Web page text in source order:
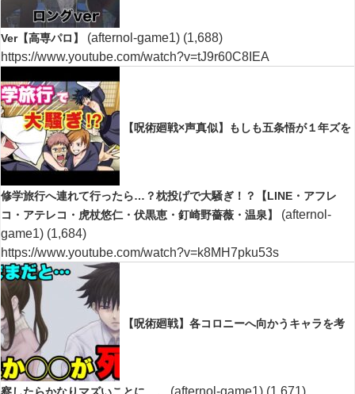
Ver【高専パロ】 (afternol-game1) (1,688)
https://www.youtube.com/watch?v=tJ9r60C8IEA
【呪術廻戦×声真似】もしも五条悟が１年ズを
修学旅行へ連れて行ったら…？枕投げで大騒ぎ！？【LINE・アフレ
コ・アテレコ・虎杖悠仁・伏黒恵・釘崎野薔薇・温泉】
(afternol-
game1) (1,684)
https://www.youtube.com/watch?v=k8MH7pku53s
【呪術廻戦】各コロニーへ向かうキャラを考
(afternol-game1) (1,671)